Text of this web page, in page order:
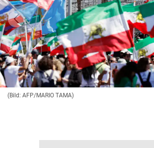
(Bild: AFP/MARIO TAMA)